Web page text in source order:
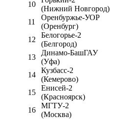
10
(Нижний Новгород)
11
Оренбуржье-УОР
(Оренбург)
12
Белогорье-2
(Белгород)
13
Динамо-БашГАУ
(Уфа)
14
Кузбасс-2
(Кемерово)
15
Енисей-2
(Красноярск)
16
МГТУ-2
(Москва)